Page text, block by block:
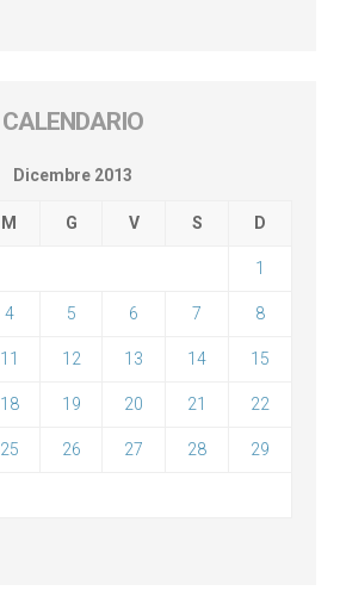
CALENDARIO
Dicembre 2013
M G V S D
1
4 5 6 7 8
11 12 13 14 15
18 19 20 21 22
25 26 27 28 29